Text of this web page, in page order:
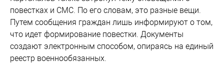
повестках и СМС. По его словам, это разные вещи.
Путем сообщения граждан лишь информируют о том,
что идет формирование повестки. Документы
создают электронным способом, опираясь на единый
реестр военнообязанных.